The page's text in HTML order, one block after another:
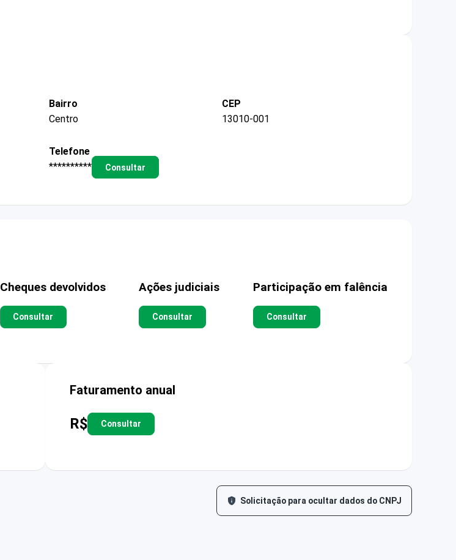
Bairro
Centro
CEP
13010-001
Telefone
**********
Consultar
Cheques devolvidos
Consultar
Ações judiciais
Consultar
Participação em falência
Consultar
Faturamento anual
R$ Consultar
Solicitação para ocultar dados do CNPJ